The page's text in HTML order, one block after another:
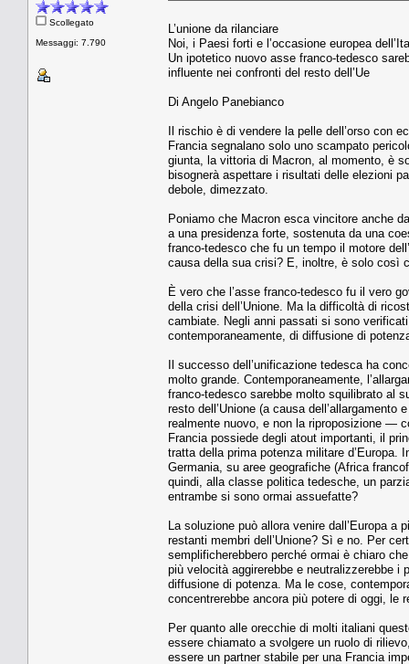
Scollegato
Messaggi: 7.790
L’unione da rilanciare
Noi, i Paesi forti e l’occasione europea
Un ipotetico nuovo asse franco-tedesco
influente nei confronti del resto dell’Ue
Di Angelo Panebianco
Il rischio è di vendere la pelle dell’orso con
Francia segnalano solo uno scampato
giunta, la vittoria di Macron, al momento, è
bisognerà aspettare i risultati delle elezioni
debole, dimezzato.
Poniamo che Macron esca vincitore anche
a una presidenza forte, sostenuta da una
franco-tedesco che fu un tempo il motore
causa della sua crisi? E, inoltre, è solo così
È vero che l’asse franco-tedesco fu il vero
della crisi dell’Unione. Ma la difficoltà di
cambiate. Negli anni passati si sono
contemporaneamente, di diffusione di
Il successo dell’unificazione tedesca ha
molto grande. Contemporaneamente,
franco-tedesco sarebbe molto squilibrato al
resto dell’Unione (a causa
realmente nuovo, e non la riproposizione —
Francia possiede degli atout importanti, il
tratta della prima potenza militare
Germania, su aree geografiche (Africa
quindi, alla classe politica tedesche, un
entrambe si sono ormai assuefatte?
La soluzione può allora venire dall’Europa
restanti membri dell’Unione? Sì e no. Per
semplificherebbero perché ormai è chiaro
più velocità aggirerebbe e neutralizzerebbe
diffusione di potenza. Ma le cose,
concentrerebbe ancora più potere di oggi, le
Per quanto alle orecchie di molti italiani
essere chiamato a svolgere un ruolo di
essere un partner stabile per una Francia